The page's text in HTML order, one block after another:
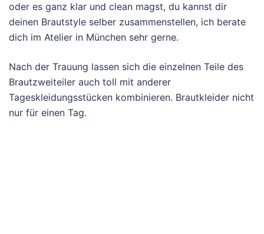
oder es ganz klar und clean magst, du kannst dir
deinen Brautstyle selber zusammenstellen, ich berate
dich im Atelier in München sehr gerne.
Nach der Trauung lassen sich die einzelnen Teile des
Brautzweiteiler auch toll mit anderer
Tageskleidungsstücken kombinieren. Brautkleider nicht
nur für einen Tag.